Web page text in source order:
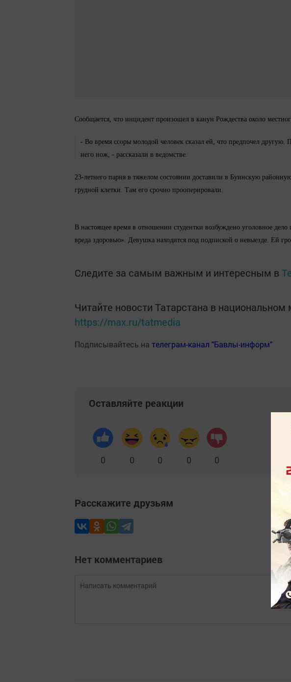
Сообщается, что инцидент произошел в канун Рождества около
- Во время ссоры молодой человек сказал ей, что предпочел другую.
него нож, - рассказали в ведомстве.
23-летнего парня в тяжелом состоянии доставили в Буинскую
грудной клетки. Там его срочно прооперировали.
В настоящее время в отношении студентки возбуждено уголовное
вреда здоровью». Девушка находится под подпиской о невыезде. Ей
Следите за самым важным и интересным в
Читайте новости Татарстана в
https://max.ru/tatmedia
Подписывайтесь на телеграм-канал "Бавлы-информ"
Оставляйте реакции
0 0 0 0 0
Расскажите друзьям
Нет комментариев